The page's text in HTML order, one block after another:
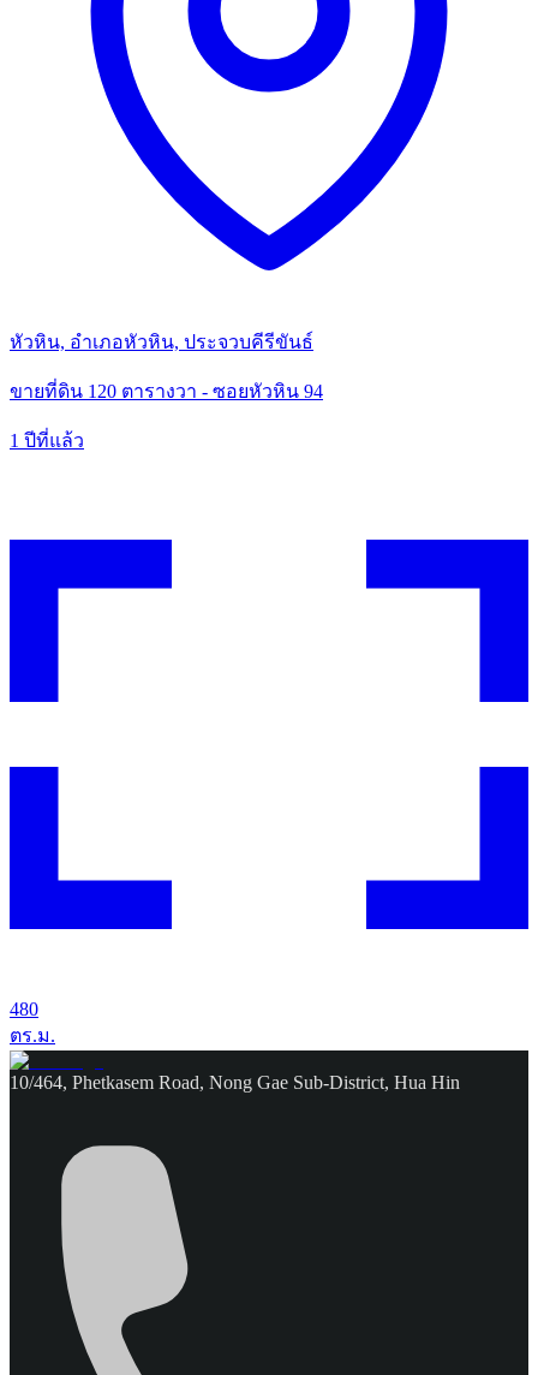
หัวหิน, อำเภอหัวหิน, ประจวบคีรีขันธ์
ขายที่ดิน 120 ตารางวา - ซอยหัวหิน 94
1 ปีที่แล้ว
480
ตร.ม.
10/464, Phetkasem Road, Nong Gae Sub-District, Hua Hin